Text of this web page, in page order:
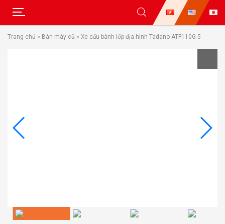
Trang chủ » Bán máy cũ » Xe cẩu bánh lốp địa hình Tadano ATF110G-5